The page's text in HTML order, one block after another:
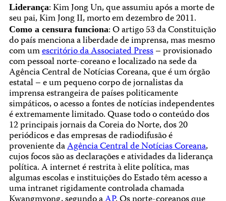
Liderança: Kim Jong Un, que assumiu após a morte de
seu pai, Kim Jong II, morto em dezembro de 2011.
Como a censura funciona: O artigo 53 da Constituição
do país menciona a liberdade de imprensa, mas mesmo
com umescritório da Associated Press– provisionado
com pessoal norte-coreano e localizado na sede da
Agência Central de Notícias Coreana, que é um órgão
estatal – e um pequeno corpo de jornalistas da
imprensa estrangeira de países politicamente
simpáticos, o acesso a fontes de notícias independentes
é extremamente limitado. Quase todo o conteúdo dos
12 principais jornais da Coreia do Norte, dos 20
periódicos e das empresas de radiodifusão é
proveniente daAgência Central de Notícias Coreana,
cujos focos são as declarações e atividades da liderança
política. A internet é restrita à elite política, mas
algumas escolas e instituições do Estado têm acesso a
uma intranet rigidamente controlada chamada